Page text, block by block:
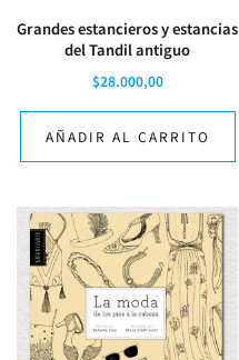
Grandes estancieros y estancias
del Tandil antiguo
$28.000,00
AÑADIR AL CARRITO